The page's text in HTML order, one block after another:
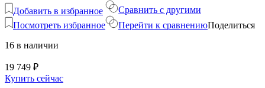
Добавить в избранное
Посмотреть избранное
Сравнить с другими
Перейти к сравнениюПоделиться
16 в наличии
19 749 ₽
Купить сейчас